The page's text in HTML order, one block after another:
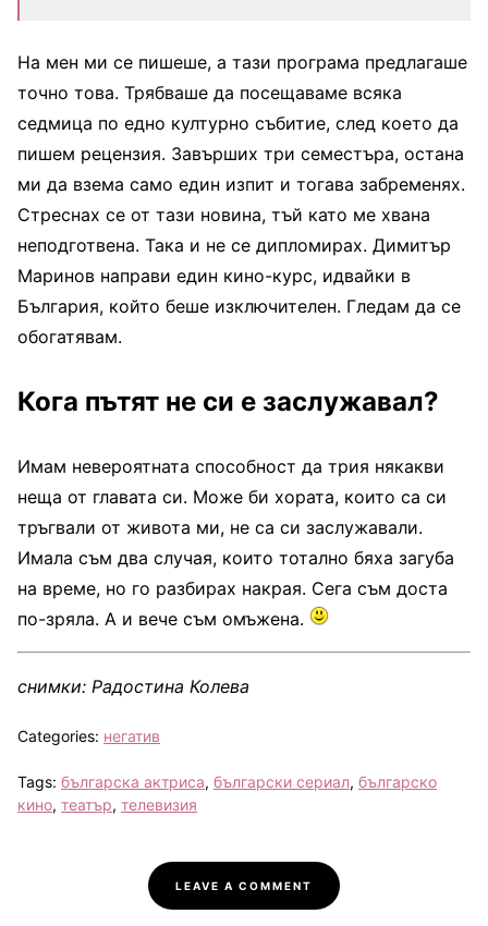
На мен ми се пишеше, а тази програма предлагаше
точно това. Трябваше да посещаваме всяка
седмица по едно културно събитие, след което да
пишем рецензия. Завърших три семестъра, остана
ми да взема само един изпит и тогава забременях.
Стреснах се от тази новина, тъй като ме хвана
неподготвена. Така и не се дипломирах. Димитър
Маринов направи един кино-курс, идвайки в
България, който беше изключителен. Гледам да се
обогатявам.
Кога пътят не си е заслужавал?
Имам невероятната способност да трия някакви
неща от главата си. Може би хората, които са си
тръгвали от живота ми, не са си заслужавали.
Имала съм два случая, които тотално бяха загуба
на време, но го разбирах накрая. Сега съм доста
по-зряла. А и вече съм омъжена.
снимки: Радостина Колева
Categories: негатив
Tags: българска актриса, български сериал, българско
кино, театър, телевизия
LEAVE A COMMENT